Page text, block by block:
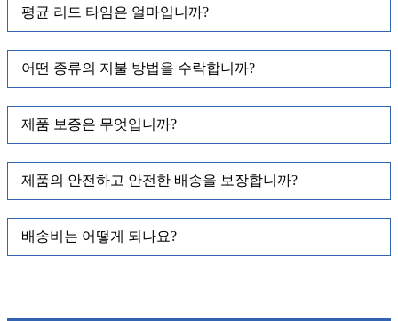
평균 리드 타임은 얼마입니까?
어떤 종류의 지불 방법을 수락합니까?
제품 보증은 무엇입니까?
제품의 안전하고 안전한 배송을 보장합니까?
배송비는 어떻게 되나요?